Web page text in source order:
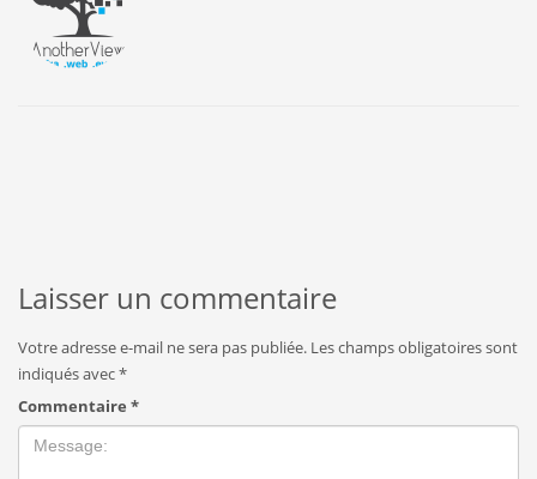
Laisser un commentaire
Votre adresse e-mail ne sera pas publiée. Les champs obligatoires sont
indiqués avec*
Commentaire *